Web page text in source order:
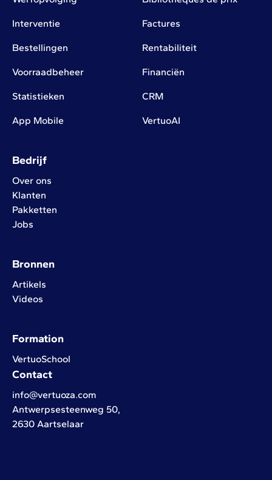
Interventie Factures
Bestellingen Rentabiliteit
Voorraadbeheer Financiën
Statistieken CRM
App Mobile VertuoAI
Bedrijf
Over ons
Klanten
Pakketten
Jobs
Bronnen
Artikels
Videos
Formation
VertuoSchool
Contact
info@vertuoza.com
Antwerpsesteenweg 50,
2630 Aartselaar